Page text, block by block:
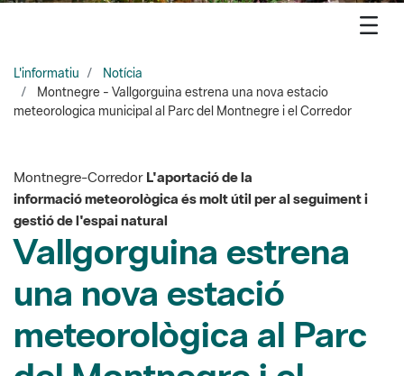
L'informatiu
Notícia
Montnegre-CorredorL'aportació de la
Vallgorguina estrena
una nova estació
meteorològica al Parc
del Montnegre i el
Corredor